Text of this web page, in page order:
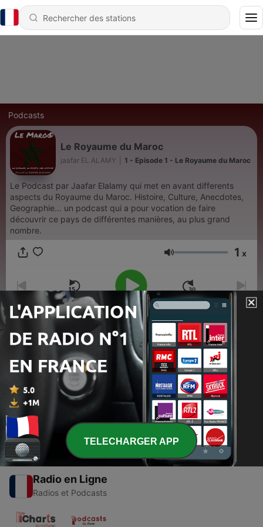
Podcasts
Le Royaume du Maroc
jaafar EL ALAMY 1 - Episode 1 - Le Royaume du Maroc
Le Podcast par Jaafar Elalamy qui met en avant differents
aspects du Royaume du Maroc. Histoire, Culture, Anecdotes,
Geographie... un podcast qui a pour vocation de faire
découvrir ce pays de différentes manières, au plus grand
nombre.
Volume 1 x
00:00
Épisodes
1 - Episode 1 - Le Royaume du Maroc
02 avr. 2020
Radio en Ligne
Radios et Podcasts
TELECHARGER APP